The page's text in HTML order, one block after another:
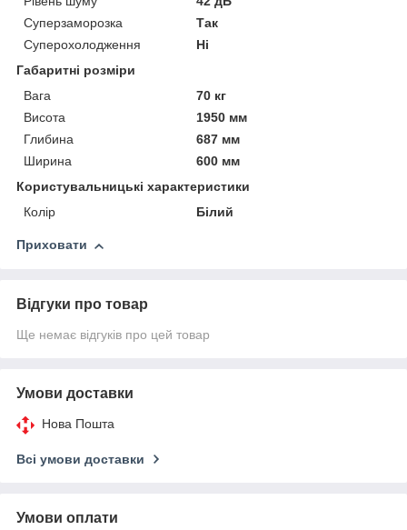
Суперзаморозка
Так
Суперохолодження
Ні
Габаритні розміри
Вага
70 кг
Висота
1950 мм
Глибина
687 мм
Ширина
600 мм
Користувальницькі характеристики
Колір
Білий
Приховати
Відгуки про товар
Ще немає відгуків про цей товар
Умови доставки
Нова Пошта
Всі умови доставки
Умови оплати